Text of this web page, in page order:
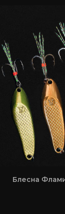
Блесна